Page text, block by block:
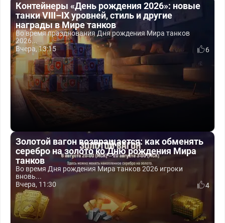
Контейнеры «День рождения 2026»: новые
танки VIII–IX уровней, стиль и другие
награды в Мире танков
Во время празднования Дня рождения Мира танков
2026...
Вчера, 13:15
6
Золотой вагон возвращается: как обменять
серебро на золото ко Дню рождения Мира
танков
Во время Дня рождения Мира танков 2026 игроки
вновь...
Вчера, 11:30
4